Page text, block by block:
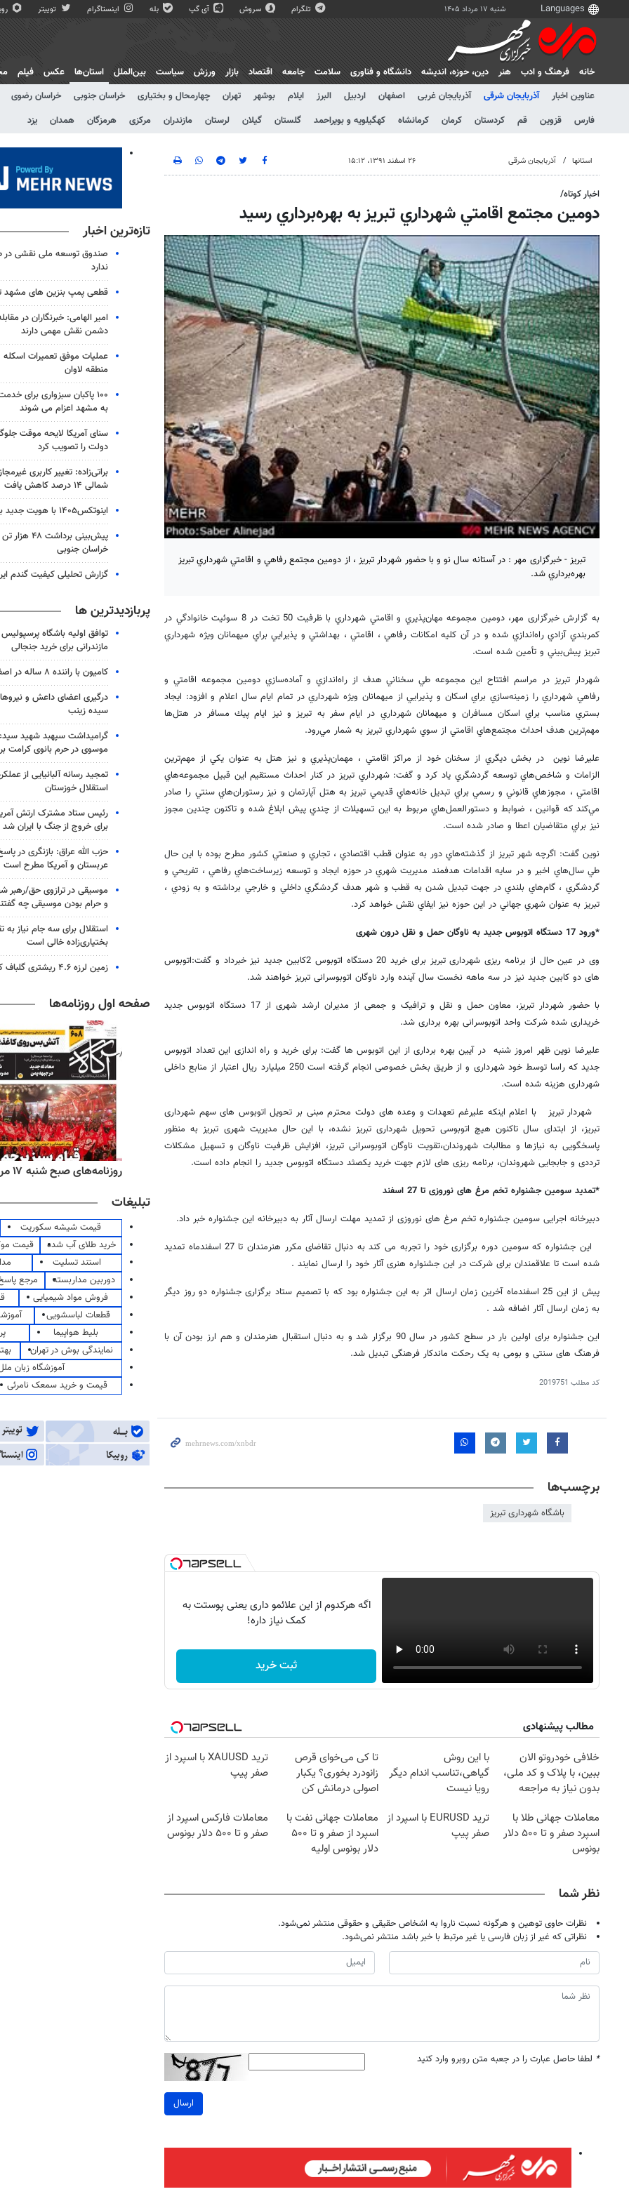
شنبه ۱۷ مرداد ۱۴۰۵ تلگرام سروش آی گپ بله اینستاگرام توییتر
خانه فرهنگ و ادب هنر دين، حوزه، انديشه دانشگاه و فناوری سلامت جامعه اقتصاد بازار ورزش سیاست بین‌الملل
استان‌ها
عناوین اخبار
آذربایجان شرقی آذربایجان غربی اصفهان اردبیل البرز ایلام بوشهر تهران چهارمحال و بختیاری خراسان جنوبی خراسان رضوی
فارس
قزوین قم کردستان کرمان کرمانشاه کهگیلویه و بویراحمد گلستان گیلان لرستان مازندران مرکزی هرمزگان همدان یزد
عکس فیلم
استانها آذربایجان شرقی ۲۶ اسفند ۱۳۹۱، ۱۵:۱۲
اخبار کوتاه/
دومين مجتمع اقامتي شهرداري تبريز به بهره‌برداري رسید
تبریز - خبرگزاری مهر : در آستانه سال نو و با حضور شهردار تبريز ، از دومين مجتمع رفاهي و اقامتي شهرداري تبريز
بهره‌برداري شد.
به گزارش خبرگزاری مهر، دومين مجموعه مهان‌پذيري و اقامتي شهرداري با ظرفيت 50 تخت در 8 سوئيت خانوادگي در
كمربندي آزادي راه‌اندازي شده و در آن كليه امكانات رفاهي ، اقامتي ، بهداشتي و پذيرايي براي ميهمانان ويژه شهرداري
تبريز پيش‌بيني و تأمين شده است.
شهردار تبريز در مراسم افتتاح اين مجموعه طي سخناني هدف از راه‌اندازي و آماده‌سازي دومين مجموعه اقامتي و
رفاهي شهرداري را زمينه‌سازي براي اسكان و پذيرايي از ميهمانان ويژه شهرداري در تمام ايام سال اعلام و افزود: ايجاد
بستري مناسب براي اسكان مسافران و ميهمانان شهرداري در ايام سفر به تبريز و نيز ايام پيك مسافر در هتل‌ها
مهم‌ترين هدف احداث مجتمع‌هاي اقامتي از سوي شهرداري تبريز به شمار مي‌رود.
علیرضا نوین در بخش ديگري از سخنان خود از مراكز اقامتي ، مهمان‌پذيري و نيز هتل به عنوان يكي از مهم‌ترين
الزامات و شاخص‌هاي توسعه گردشگري ياد کرد و گفت: شهرداري تبريز در كنار احداث مستقيم اين قبيل مجموعه‌هاي
اقامتي ، مجوزهاي قانوني و رسمي براي تبديل خانه‌هاي قديمي تبريز به هتل آپارتمان و نيز رستوران‌هاي سنتي را صادر
مي‌كند كه قوانين ، ضوابط و دستورالعمل‌هاي مربوط به اين تسهيلات از چندي پيش ابلاغ شده و تاكنون چندين مجوز
نيز براي متقاضيان اعطا و صادر شده است.
نوین گفت: اگرچه شهر تبريز از گذشته‌هاي دور به عنوان قطب اقتصادي ، تجاري و صنعتي كشور مطرح بوده با اين حال
طي سال‌هاي اخير و در سايه اقدامات هدفمند مديريت شهري در حوزه ايجاد و توسعه زيرساخت‌هاي رفاهي ، تفريحي و
گردشگري ، گام‌هاي بلندي در جهت تبديل شدن به قطب و شهر هدف گردشگري داخلي و خارجي برداشته و به زودي ،
تبريز به عنوان شهري جهاني در اين حوزه نيز ايفاي نقش خواهد كرد.
*ورود 17 دستگاه اتوبوس جدید به ناوگان حمل و نقل درون شهری
وی در عین حال از برنامه ریزی شهرداری تبریز برای خرید 20 دستگاه اتوبوس 2کابین جدید نیز خبرداد و گفت:اتوبوس
های دو کابین جدید نیز در سه ماهه نخست سال آینده وارد ناوگان اتوبوسرانی تبریز خواهند شد.
با حضور شهردار تبریز، معاون حمل و نقل و ترافیک و جمعی از مدیران ارشد شهری از 17 دستگاه اتوبوس جدید
خریداری شده شرکت واحد اتوبوسرانی بهره برداری شد.
علیرضا نوین ظهر امروز شنبه در آیین بهره برداری از این اتوبوس ها گفت: برای خرید و راه اندازی این تعداد اتوبوس
جدید که راسا توسط خود شهرداری و از طریق بخش خصوصی انجام گرفته است 250 میلیارد ریال اعتبار از منابع داخلی
شهرداری هزینه شده است.
شهردار تبریز با اعلام اینکه علیرغم تعهدات و وعده های دولت محترم مبنی بر تحویل اتوبوس های سهم شهرداری
تبریز، از ابتدای سال تاکنون هیچ اتوبوسی تحویل شهرداری تبریز نشده، با این حال مدیریت شهری تبریز به منظور
پاسخگویی به نیازها و مطالبات شهروندان،تقویت ناوگان اتوبوسرانی تبریز، افزایش ظرفیت ناوگان و تسهیل مشکلات
ترددی و جابجایی شهروندان، برنامه ریزی های لازم جهت خرید یکصثد دستگاه اتوبوس جدید را انجام داده است.
*تمدید سومین جشنواره تخم مرغ های نوروزی تا 27 اسفند
دبیرخانه اجرایی سومین جشنواره تخم مرغ های نوروزی از تمديد مهلت ارسال آثار به دبيرخانه اين جشنواره خبر داد.
این جشنواره که سومین دوره برگزاری خود را تجربه می کند به دنبال تقاضای مکرر هنرمندان تا 27 اسفندماه تمدید
شده است تا علاقمندان برای شرکت در این جشنواره هنری آثار خود را ارسال نمایند .
پیش از این 25 اسفندماه آخرین زمان ارسال اثر به این جشنواره بود که با تصمیم ستاد برگزاری جشنواره دو روز دیگر
به زمان ارسال آثار اضافه شد .
این جشنواره برای اولین بار در سطح کشور در سال 90 برگزار شد و به دنبال استقبال هنرمندان و هم ارز بودن آن با
فرهنگ های سنتی و بومی به یک رحکت ماندکار فرهنگی تبدیل شد.
کد مطلب 2019751
برچسب‌ها
باشگاه شهرداری تبریز
اگه هرکدوم از این علائمو داری یعنی پوستت به
کمک نیاز داره!
ثبت خرید
مطالب پیشنهادی
خلافی خودروتو الان
ببین، با پلاک و کد ملی،
بدون نیاز به مراجعه
با این روش
گیاهی،تناسب اندام دیگر
رویا نیست
تا کی می‌خوای قرص
زانودرد بخوری؟ یکبار
اصولی درمانش کن
ترید XAUUSD با اسپرد از
صفر پیپ
معاملات جهانی طلا با
اسپرد صفر و تا ۵۰۰ دلار
بونوس
ترید EURUSD با اسپرد از
صفر پیپ
معاملات جهانی نفت با
اسپرد از صفر و تا ۵۰۰
دلار بونوس اولیه
معاملات فارکس اسپرد از
صفر و تا ۵۰۰ دلار بونوس
نظر شما
نظرات حاوی توهین و هرگونه نسبت ناروا به اشخاص حقیقی و حقوقی منتشر نمی‌شود.
نظراتی که غیر از زبان فارسی یا غیر مرتبط با خبر باشد منتشر نمی‌شود.
* لطفا حاصل عبارت را در جعبه متن روبرو وارد کنید
ارسال
تازه‌ترین اخبار
صندوق توسعه ملی نقشی در
ندارد
قطعی پمپ بنزین های
امیر الهامی: خبرنگاران در
دشمن نقش مهمی دارند
عملیات موفق تعمیرات اسکله
منطقه لاوان
۱۰۰ پاکبان سبزواری برای
به مشهد اعزام می شوند
سنای آمریکا لایحه موقت
دولت را تصویب کرد
براتی‌زاده: تغییر کاربری
شمالی ۱۴ درصد کاهش یافت
اینوتکس۱۴۰۵ با هویت جدید برگزار می‌شود
پیش‌بینی
خراسان جنوبی
گزارش تحلیلی کیفیت گندم
پربازدیدترین ها
توافق اولیه باشگاه
مازندرانی برای خرید جنجالی
کامیون با راننده ۸ ساله در اصفهان توقیف شد
درگیری اعضای داعش و
سیده زینب
گرامیداشت سپهبد شهید
موسوی در حرم بانوی کرامت
تمجید رسانه آلبانیایی از
استقلال خوزستان
رئیس ستاد مشترک ارتش
برای خروج از جنگ با ایران شد
حزب الله عراق: بازنگری در
عربستان و آمریکا مطرح است
موسیقی در ترازوی حق/رهبر
و حرام بودن موسیقی چه
استقلال برای سه جام نیاز
بختیاری‌زاده خالی است
زمین لرزه ۴.۶ ریشتری گلباف کرمان را لرزاند
صفحه اول روزنامه‌ها
روزنامه‌های اقتصادی شنبه ۱۷ مرداد ۱۴۰۵ روزنامه‌های ورزشی شنبه ۱۷ مرداد ۱۴۰۵ روزنامه‌های صبح شنبه ۱۷ مرداد ۱۴۰۵
تبلیغات
قیمت شیشه سکوریت
خرید طلای آب شده
قیمت
استند تسلیت
دوربین مداربسته
مرجع
فروش مواد شیمیایی
قطعات لباسشویی
بلیط هواپیما
نمایندگی بوش در تهران
آموزشگاه زبان
قیمت و خرید سمعک نامرئی